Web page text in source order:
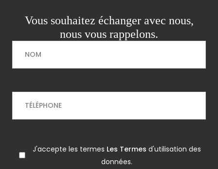
Vous souhaitez échanger avec nous,
nous vous rappelons.
J'accepte les termes Les Termes d'utilisation des
données.